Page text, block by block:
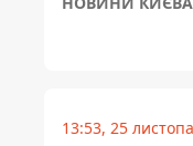
13:53, 25